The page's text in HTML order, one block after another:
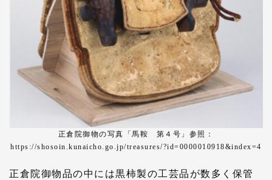
正倉院御物の写真「馬鞍 第４号」参照：
https://shosoin.kunaicho.go.jp/treasures/?id=0000010918&index=4
正倉院御物品の中には黒柿製の工芸品が数多く保管